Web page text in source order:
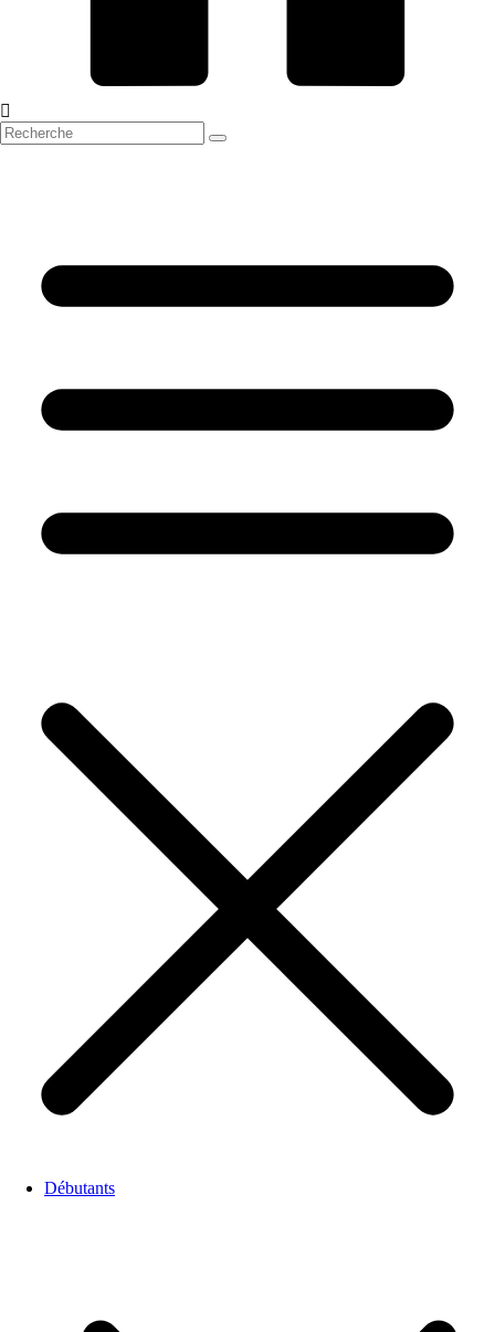
Débutants